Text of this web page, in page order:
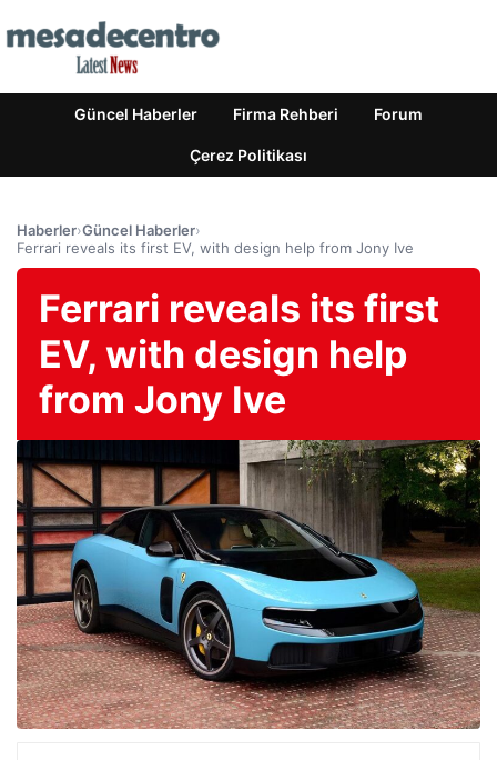
Güncel Haberler Firma Rehberi Forum
Çerez Politikası
Haberler›Güncel Haberler›
Ferrari reveals its first EV, with design help from Jony Ive
Ferrari reveals its first
EV, with design help
from Jony Ive